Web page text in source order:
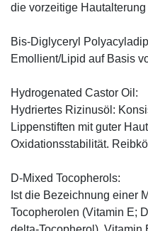
die vorzeitige Hautalterung
Bis-Diglyceryl
Emollient/Lipid auf Basis
Hydrogenated Castor Oil:
Hydriertes Rizinusöl:
Lippenstiften mit guter
Oxidationsstabilität.
D-Mixed Tocopherols:
Ist die Bezeichnung einer
Tocopherolen (Vitamin E;